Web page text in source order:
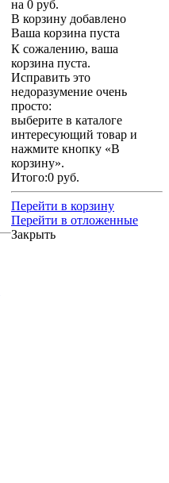
на 0 руб.
В корзину добавлено
Ваша корзина пуста
К сожалению, ваша
корзина пуста.
Исправить это
недоразумение очень
просто:
выберите в каталоге
интересующий товар и
нажмите кнопку «В
корзину».
Итого:0 руб.
Перейти в корзину
Перейти в отложенные
Закрыть